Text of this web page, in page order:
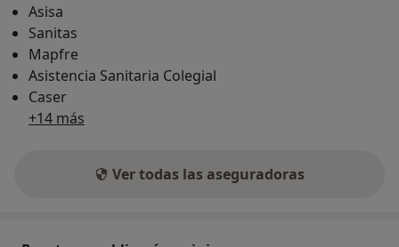
Asisa
Sanitas
Mapfre
Asistencia Sanitaria Colegial
Caser
+14 más
Ver todas las aseguradoras